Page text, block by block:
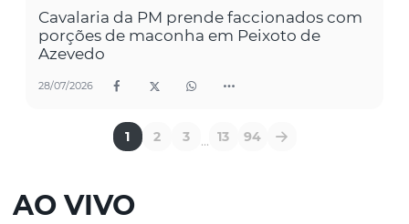
Cavalaria da PM prende faccionados com
porções de maconha em Peixoto de
Azevedo
28/07/2026
1 2 3 ... 13 94
AO VIVO